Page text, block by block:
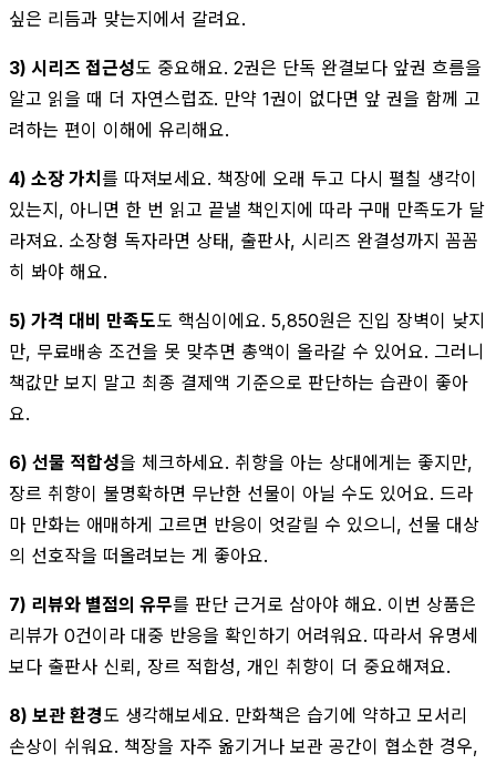
싶은 리듬과 맞는지에서 갈려요.
3) 시리즈 접근성도 중요해요. 2권은 단독 완결보다 앞권 흐름을
알고 읽을 때 더 자연스럽죠. 만약 1권이 없다면 앞 권을 함께 고
려하는 편이 이해에 유리해요.
4) 소장 가치를 따져보세요. 책장에 오래 두고 다시 펼칠 생각이
있는지, 아니면 한 번 읽고 끝낼 책인지에 따라 구매 만족도가 달
라져요. 소장형 독자라면 상태, 출판사, 시리즈 완결성까지 꼼꼼
히 봐야 해요.
5) 가격 대비 만족도도 핵심이에요. 5,850원은 진입 장벽이 낮지
만, 무료배송 조건을 못 맞추면 총액이 올라갈 수 있어요. 그러니
책값만 보지 말고 최종 결제액 기준으로 판단하는 습관이 좋아
요.
6) 선물 적합성을 체크하세요. 취향을 아는 상대에게는 좋지만,
장르 취향이 불명확하면 무난한 선물이 아닐 수도 있어요. 드라
마 만화는 애매하게 고르면 반응이 엇갈릴 수 있으니, 선물 대상
의 선호작을 떠올려보는 게 좋아요.
7) 리뷰와 별점의 유무를 판단 근거로 삼아야 해요. 이번 상품은
리뷰가 0건이라 대중 반응을 확인하기 어려워요. 따라서 유명세
보다 출판사 신뢰, 장르 적합성, 개인 취향이 더 중요해져요.
8) 보관 환경도 생각해보세요. 만화책은 습기에 약하고 모서리
손상이 쉬워요. 책장을 자주 옮기거나 보관 공간이 협소한 경우,